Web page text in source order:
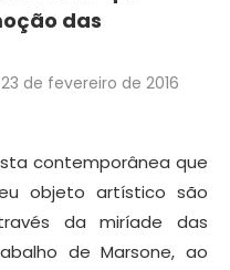
das
23 de fevereiro de 2016
contemporânea que
objeto artístico são
da miríade das
de Marsone, ao